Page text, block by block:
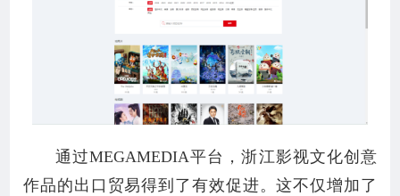
通过MEGAMEDIA平台，浙江影视文化创意
作品的出口贸易得到了有效促进。这不仅增加了